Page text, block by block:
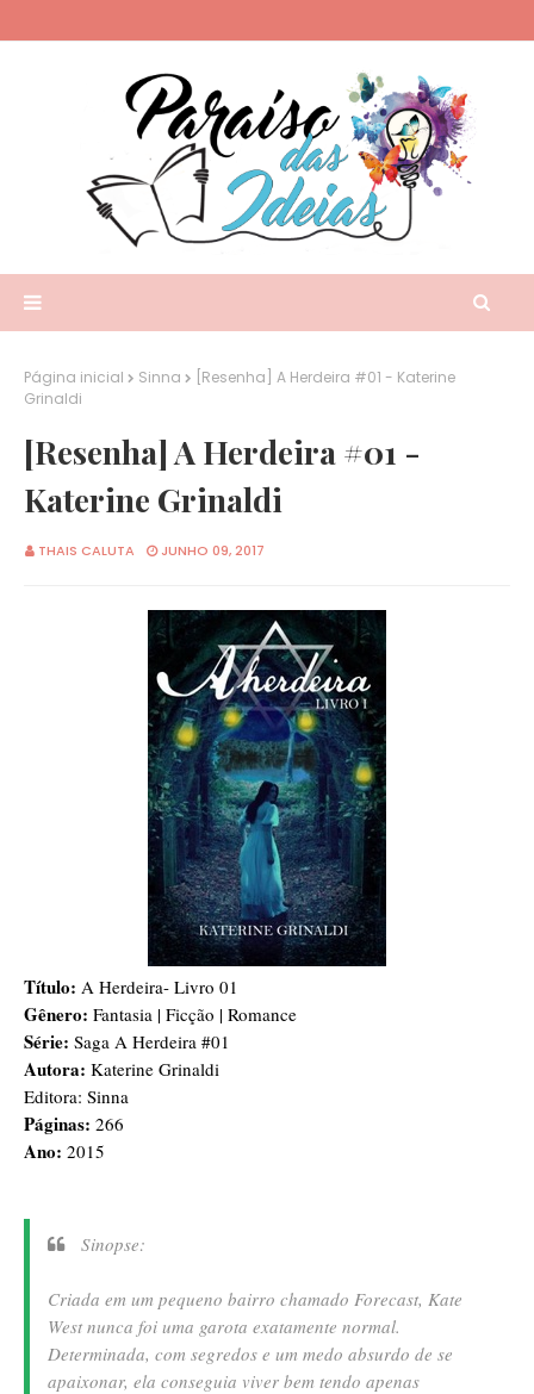
Página inicial Sinna
[Resenha] A Herdeira #01 - Katerine
Grinaldi
[Resenha] A Herdeira #01 -
Katerine Grinaldi
THAIS CALUTA JUNHO 09, 2017
Título: A Herdeira- Livro 01
Gênero: Fantasia | Ficção | Romance
Série: Saga A Herdeira #01
Autora: Katerine Grinaldi
Editora: Sinna
Páginas: 266
Ano: 2015
Sinopse:
Criada em um pequeno bairro chamado Forecast, Kate
West nunca foi uma garota exatamente normal.
Determinada, com segredos e um medo absurdo de se
apaixonar, ela conseguia viver bem tendo apenas